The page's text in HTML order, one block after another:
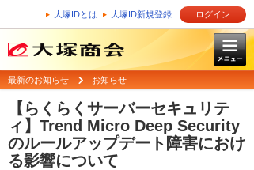
大塚IDとは 大塚ID新規登録 ログイン
最新のお知らせ お知らせ
【らくらくサーバーセキュリテ
ィ】Trend Micro Deep Security
のルールアップデート障害におけ
る影響について